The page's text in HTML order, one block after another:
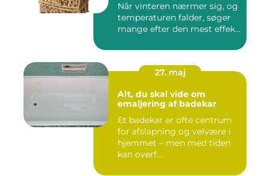
Når vinteren nærmer sig, og
temperaturen falder, søger
mange efter den mest effek...
27. maj
Alt, du skal vide om
emaljering af badekar
Et badekar er ofte centrum
for afslapning og velvære i
hjemmet – men med tiden
kan overf...